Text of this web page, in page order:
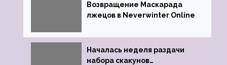
Возвращение Маскарада
лжецов в Neverwinter Online
Началась неделя раздачи
набора скакунов